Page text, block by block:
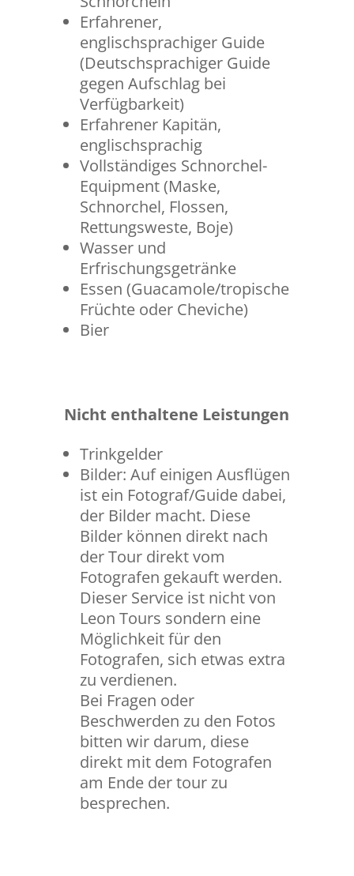
Erfahrener,
englischsprachiger Guide
(Deutschsprachiger Guide
gegen Aufschlag bei
Verfügbarkeit)
Erfahrener Kapitän,
englischsprachig
Vollständiges Schnorchel-
Equipment (Maske,
Schnorchel, Flossen,
Rettungsweste, Boje)
Wasser und
Erfrischungsgetränke
Essen (Guacamole/tropische
Früchte oder Cheviche)
Bier
Nicht enthaltene Leistungen
Trinkgelder
Bilder: Auf einigen Ausflügen
ist ein Fotograf/Guide dabei,
der Bilder macht. Diese
Bilder können direkt nach
der Tour direkt vom
Fotografen gekauft werden.
Dieser Service ist nicht von
Leon Tours sondern eine
Möglichkeit für den
Fotografen, sich etwas extra
zu verdienen.
Bei Fragen oder
Beschwerden zu den Fotos
bitten wir darum, diese
direkt mit dem Fotografen
am Ende der tour zu
besprechen.